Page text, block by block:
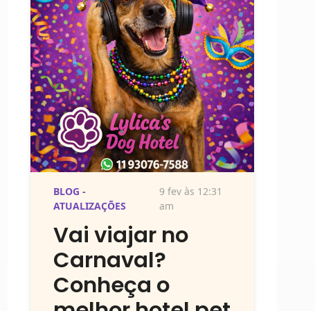
BLOG -
ATUALIZAÇÕES
9 fev às 12:31
am
Vai viajar no
Carnaval?
Conheça o